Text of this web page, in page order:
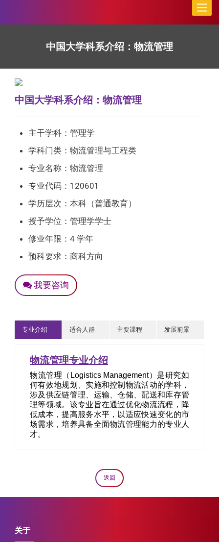
Toggle
中国大学科系介绍：物流管理
中国大学科系介绍：物流管理
主干学科：管理学
学科门类：物流管理与工程类
专业名称：物流管理
专业代码：120601
学历层次：本科（普通教育）
授予学位：管理学学士
修业年限：4 学年
预科要求：商科方向
我要咨询
专业介绍 适合人群 主要课程 发展前景
物流管理专业介绍
物流管理（Logistics Management）是研究如
何有效地规划、实施和控制物流活动的学科，
涉及供应链管理、运输、仓储、配送和库存管
理等领域。该专业旨在通过优化物流流程，降
低成本，提高服务水平，以适应快速变化的市
场需求，培养具备全面物流管理能力的专业人
才。
返回
关于